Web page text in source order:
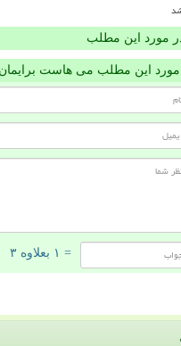
مورد این مطلب
این مطلب می هاست
= ۱ بعلاوه ۳